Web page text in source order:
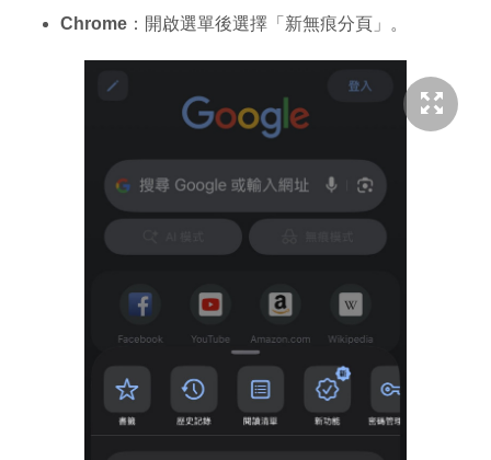
Chrome ：開啟選單後選擇「新無痕分頁」。